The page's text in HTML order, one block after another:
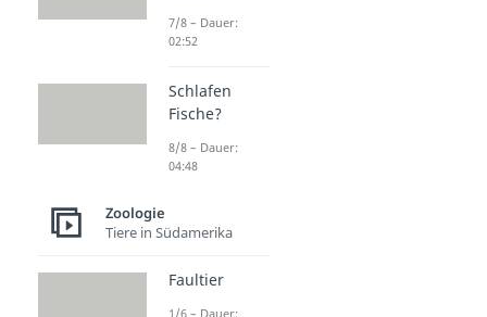
7/8 – Dauer:
02:52
Schlafen
Fische?
8/8 – Dauer:
04:48
Zoologie
Tiere in Südamerika
Faultier
1/6 – Dauer: